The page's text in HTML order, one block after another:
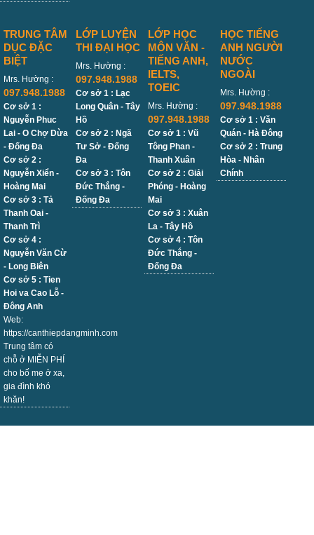
TRUNG TÂM
DỤC ĐẶC
BIỆT
Mrs. Hường :
097.948.1988
Cơ sở 1 :
Nguyễn Phuc
Lai - O Chợ Dừa
- Đống Đa
Cơ sở 2 :
Nguyễn Xiển -
Hoàng Mai
Cơ sở 3 : Tả
Thanh Oai -
Thanh Trì
Cơ sở 4 :
Nguyễn Văn Cừ
- Long Biên
Cơ sở 5 : Tien
Hoi va Cao Lỗ -
Đông Anh
Web:
https://canthiepdangminh.com
Trung tâm có
chỗ ở MIỄN PHÍ
cho bố mẹ ở xa,
gia đình khó
khăn!
LỚP LUYỆN
THI ĐẠI HỌC
Mrs. Hường :
097.948.1988
Cơ sở 1 : Lạc
Long Quân - Tây
Hồ
Cơ sở 2 : Ngã
Tư Sở - Đống
Đa
Cơ sở 3 : Tôn
Đức Thắng -
Đống Đa
LỚP HỌC
MÔN VĂN -
TIẾNG ANH,
IELTS,
TOEIC
Mrs. Hường :
097.948.1988
Cơ sở 1 : Vũ
Tông Phan -
Thanh Xuân
Cơ sở 2 : Giải
Phóng - Hoàng
Mai
Cơ sở 3 : Xuân
La - Tây Hồ
Cơ sở 4 : Tôn
Đức Thắng -
Đống Đa
HỌC TIẾNG
ANH NGƯỜI
NƯỚC
NGOÀI
Mrs. Hường :
097.948.1988
Cơ sở 1 : Văn
Quán - Hà Đông
Cơ sở 2 : Trung
Hòa - Nhân
Chính